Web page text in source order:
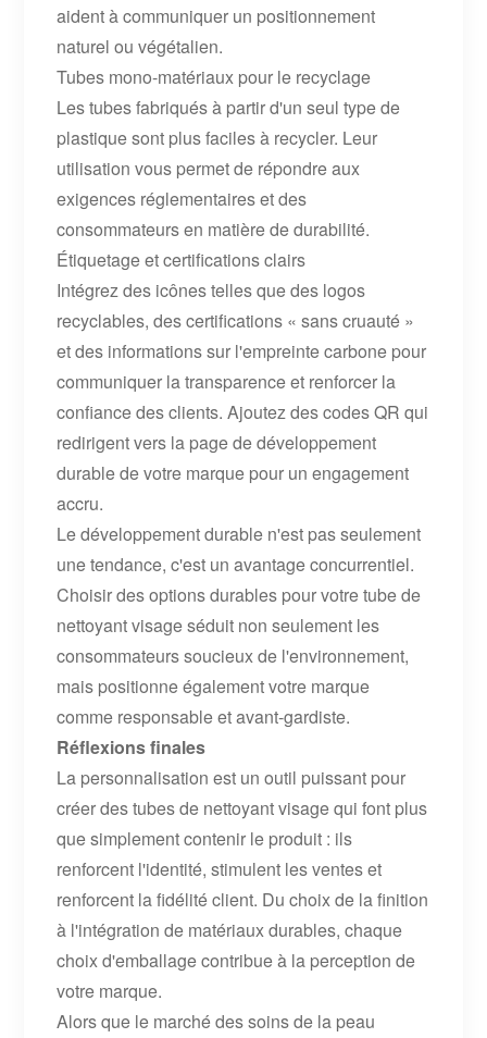
aident à communiquer un positionnement
naturel ou végétalien.
Tubes mono-matériaux pour le recyclage
Les tubes fabriqués à partir d'un seul type de
plastique sont plus faciles à recycler. Leur
utilisation vous permet de répondre aux
exigences réglementaires et des
consommateurs en matière de durabilité.
Étiquetage et certifications clairs
Intégrez des icônes telles que des logos
recyclables, des certifications « sans cruauté »
et des informations sur l'empreinte carbone pour
communiquer la transparence et renforcer la
confiance des clients. Ajoutez des codes QR qui
redirigent vers la page de développement
durable de votre marque pour un engagement
accru.
Le développement durable n'est pas seulement
une tendance, c'est un avantage concurrentiel.
Choisir des options durables pour votre tube de
nettoyant visage séduit non seulement les
consommateurs soucieux de l'environnement,
mais positionne également votre marque
comme responsable et avant-gardiste.
Réflexions finales
La personnalisation est un outil puissant pour
créer des tubes de nettoyant visage qui font plus
que simplement contenir le produit : ils
renforcent l'identité, stimulent les ventes et
renforcent la fidélité client. Du choix de la finition
à l'intégration de matériaux durables, chaque
choix d'emballage contribue à la perception de
votre marque.
Alors que le marché des soins de la peau